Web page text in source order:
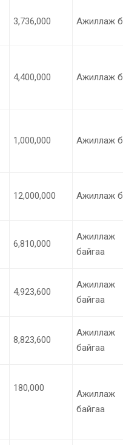
3,736,000 Ажиллаж
4,400,000 Ажиллаж
1,000,000 Ажиллаж
12,000,000 Ажиллаж
6,810,000
Ажиллаж
байгаа
4,923,600
Ажиллаж
байгаа
8,823,600
Ажиллаж
байгаа
180,000
Ажиллаж
байгаа